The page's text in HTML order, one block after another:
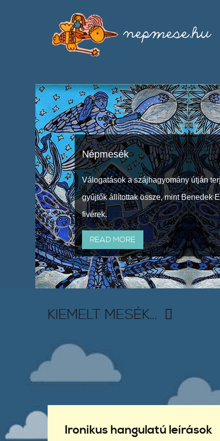
Népmesék
Válogatások a szájhagyomány útján
gyűjtők állítottak össze, mint Benedek
fivérek.
READ MORE
KIEMELT MESÉK...
Ironikus hangulatú leírások